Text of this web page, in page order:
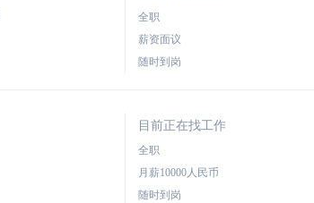
全职
薪资面议
随时到岗
目前正在找工作
全职
月薪10000人民币
随时到岗